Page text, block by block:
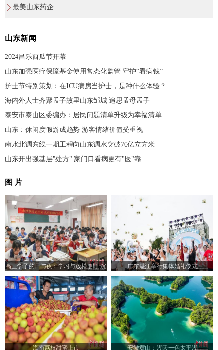
最美山东药企
山东新闻
2024昌乐西瓜节开幕
山东加强医疗保障基金使用常态化监管 守护“看病钱”
护士节特别策划：在ICU病房当护士，是种什么体验？
海内外人士齐聚孟子故里山东邹城 追思孟母孟子
泰安市泰山区委编办：居民问题清单升级为幸福清单
山东：休闲度假游成趋势 游客情绪价值受重视
南水北调东线一期工程向山东调水突破70亿立方米
山东开出强基层"处方" 家门口看病更有"医"靠
图 片
高三学子的日与夜：学习与放松兼顾 沉
着冷静迎高考
广东湛江举行集体婚礼仪式
海南荔枝甜蜜上市 安徽黄山：湖天一色太平湖